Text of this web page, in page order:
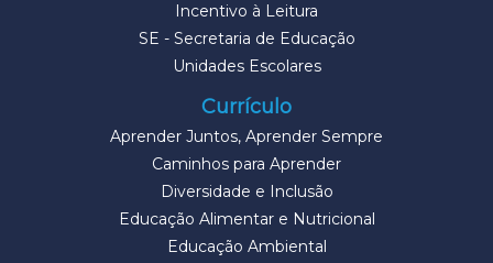
Incentivo à Leitura
SE - Secretaria de Educação
Unidades Escolares
Currículo
Aprender Juntos, Aprender Sempre
Caminhos para Aprender
Diversidade e Inclusão
Educação Alimentar e Nutricional
Educação Ambiental